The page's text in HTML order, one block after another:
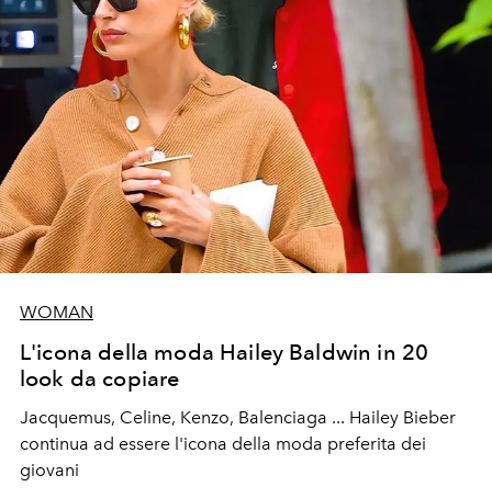
WOMAN
L'icona della moda Hailey Baldwin in 20
look da copiare
Jacquemus, Celine, Kenzo, Balenciaga ... Hailey Bieber
continua ad essere l'icona della moda preferita dei
giovani